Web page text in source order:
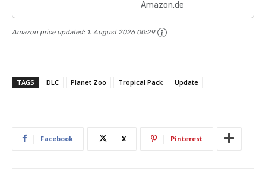
Amazon.de
Amazon price updated: 1. August 2026 00:29
TAGS DLC Planet Zoo Tropical Pack Update
Facebook X Pinterest